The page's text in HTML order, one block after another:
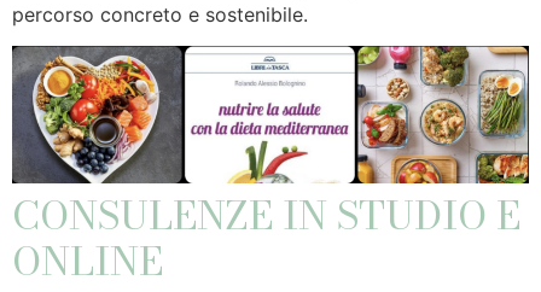
percorso concreto e sostenibile.
CONSULENZE IN STUDIO E
ONLINE